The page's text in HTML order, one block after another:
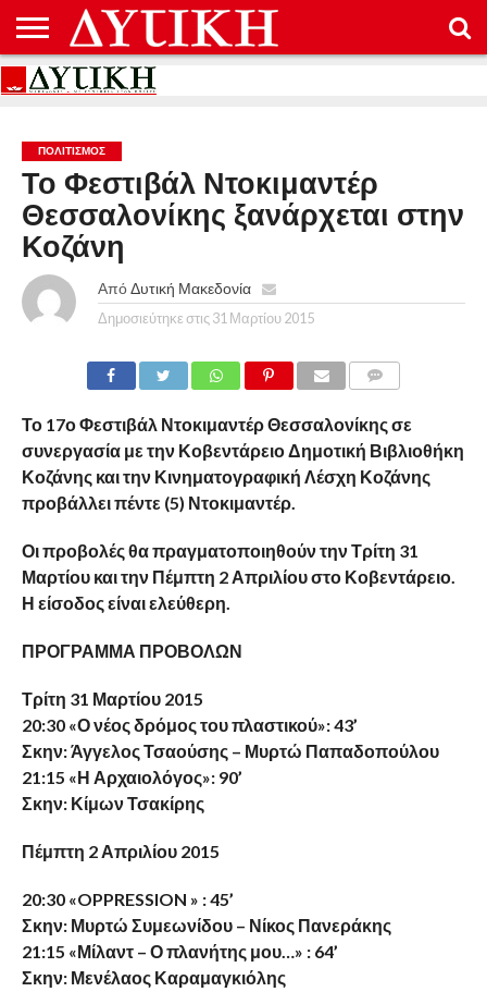
ΑΡΧΙΚΉ
ΕΠΙΚΟΙΝΩΝΊΑ
ΌΡΟΙ
ΠΡΟΣΤΑΣΊΑ
ΠΟΛΙΤΙΣΜΌΣ
Το Φεστιβάλ Ντοκιμαντέρ
Θεσσαλονίκης ξανάρχεται στην
Κοζάνη
Από Δυτική Μακεδονία
Δημοσιεύτηκε στις 31 Μαρτίου 2015
Το 17ο Φεστιβάλ Ντοκιμαντέρ Θεσσαλονίκης σε
συνεργασία με την Κοβεντάρειο Δημοτική Βιβλιοθήκη
Κοζάνης και την Κινηματογραφική Λέσχη Κοζάνης
προβάλλει πέντε (5) Ντοκιμαντέρ.
Οι προβολές θα πραγματοποιηθούν την Τρίτη 31
Μαρτίου και την Πέμπτη 2 Απριλίου στο Κοβεντάρειο.
Η είσοδος είναι ελεύθερη.
ΠΡΟΓΡΑΜΜΑ ΠΡΟΒΟΛΩΝ
Τρίτη 31 Μαρτίου 2015
20:30 «Ο νέος δρόμος του πλαστικού»: 43’
Σκην: Άγγελος Τσαούσης – Μυρτώ Παπαδοπούλου
21:15 «Η Αρχαιολόγος»: 90’
Σκην: Κίμων Τσακίρης
Πέμπτη 2 Απριλίου 2015
20:30 «OPPRESSION » : 45’
Σκην: Μυρτώ Συμεωνίδου – Νίκος Πανεράκης
21:15 «Μίλαντ – Ο πλανήτης μου…» : 64’
Σκην: Μενέλαος Καραμαγκιόλης